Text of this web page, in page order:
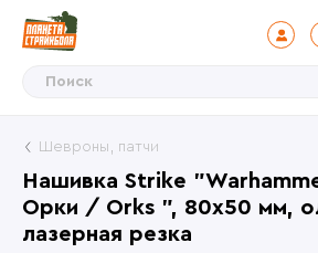
Нашивка Strike
Орки / Orks ", 80х50 мм,
лазерная резка
Шевроны, патчи